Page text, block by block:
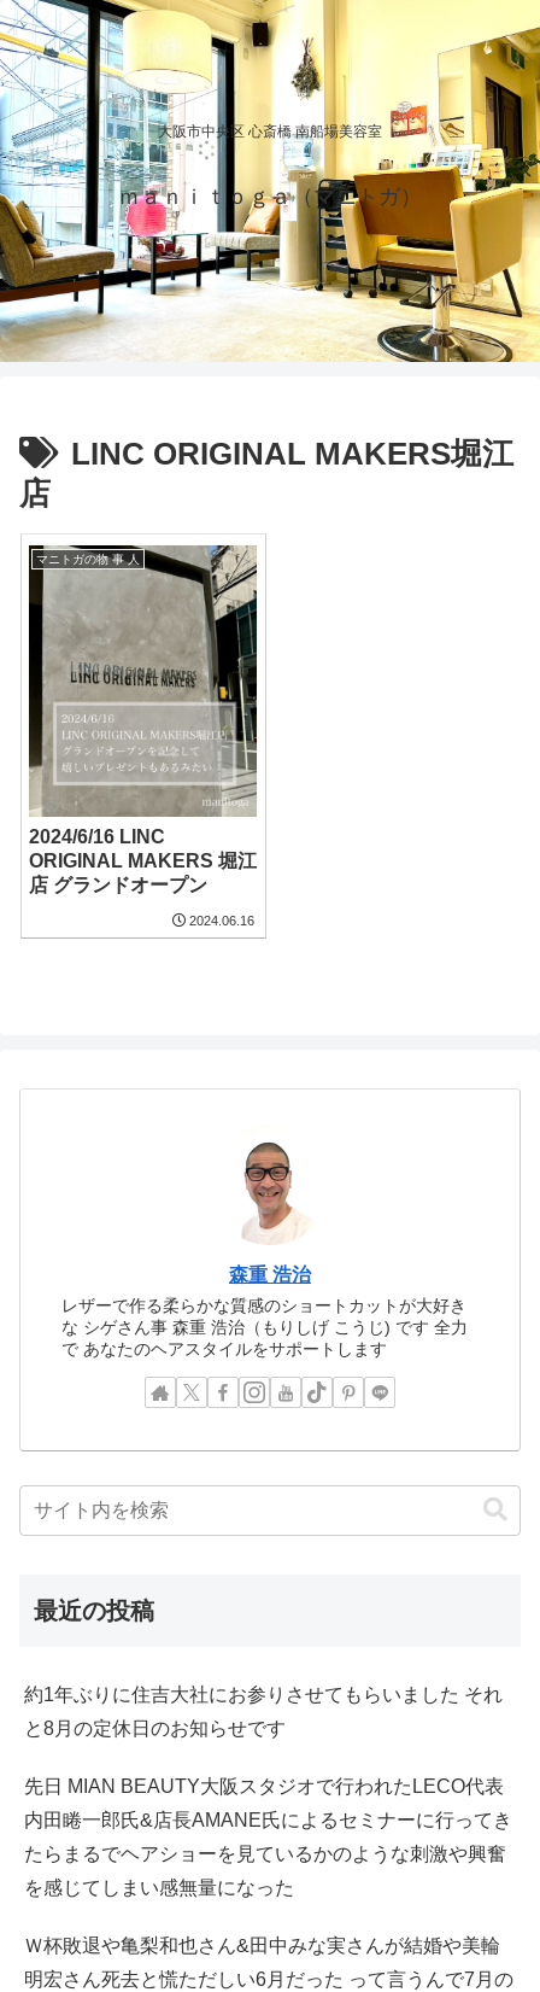
大阪市中央区 心斎橋 南船場美容室
ｍａｎｉｔｏｇａ（マニトガ）
LINC ORIGINAL MAKERS堀江
店
マニトガの物 事 人
2024/6/16 LINC
ORIGINAL MAKERS 堀江
店 グランドオープン
2024.06.16
森重 浩治
レザーで作る柔らかな質感のショートカットが大好き
な シゲさん事 森重 浩治（もりしげ こうじ) です 全力
で あなたのヘアスタイルをサポートします
最近の投稿
約1年ぶりに住吉大社にお参りさせてもらいました それ
と8月の定休日のお知らせです
先日 MIAN BEAUTY大阪スタジオで行われたLECO代表
内田睠一郎氏&店長AMANE氏によるセミナーに行ってき
たらまるでヘアショーを見ているかのような刺激や興奮
を感じてしまい感無量になった
Ｗ杯敗退や亀梨和也さん&田中みな実さんが結婚や美輪
明宏さん死去と慌ただしい6月だった って言うんで7月の